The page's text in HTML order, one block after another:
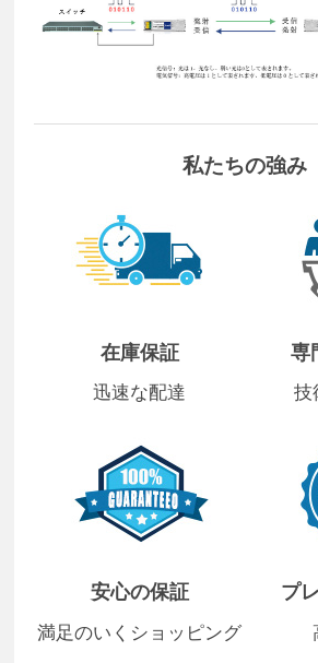
私たちの強み
在庫保証
迅速な配達
専
技
安心の保証
満足のいくショッピング
プ